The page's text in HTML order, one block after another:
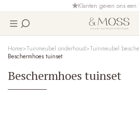
Klanten geven ons een
Home Tuinmeubel onderhoud Tuinmeubel
Beschermhoes tuinset
Beschermhoes tuinset